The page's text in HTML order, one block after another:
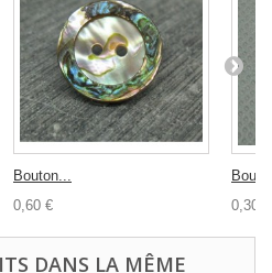
Bouton...
0,60 €
0,30 €
DANS LA MÊME